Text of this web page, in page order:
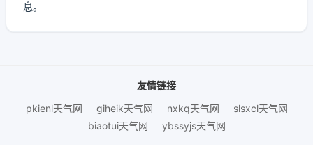
息。
友情链接
pkienl天气网
giheik天气网 nxkq天气网
slsxcl天气网
biaotui天气网
ybssyjs天气网